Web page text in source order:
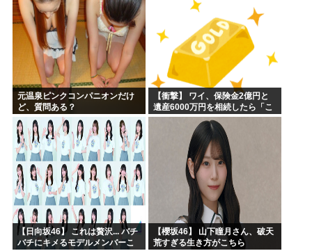
元温泉ピンクコンパニオンだけ
ど、質問ある？
【衝撃】 ワイ、保険金2億円と
遺産6000万円を相続したら「こ
う」なった・・・
【日向坂46】 これは贅沢... バチ
バチにキメるモデルメンバーこ
【櫻坂46】 山下瞳月さん、破天
荒すぎる生き方がこちら